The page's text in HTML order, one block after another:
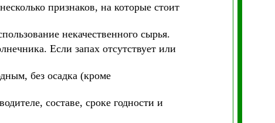
признаков, на которые стоит
некачественного сырья.
Если запах отсутствует или
без осадка (кроме
составе, сроке годности и